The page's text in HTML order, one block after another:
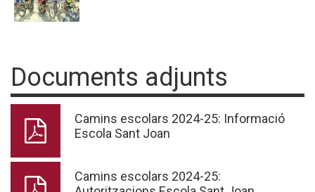
Documents adjunts
Camins escolars 2024-25: Informació
Escola Sant Joan
Camins escolars 2024-25: